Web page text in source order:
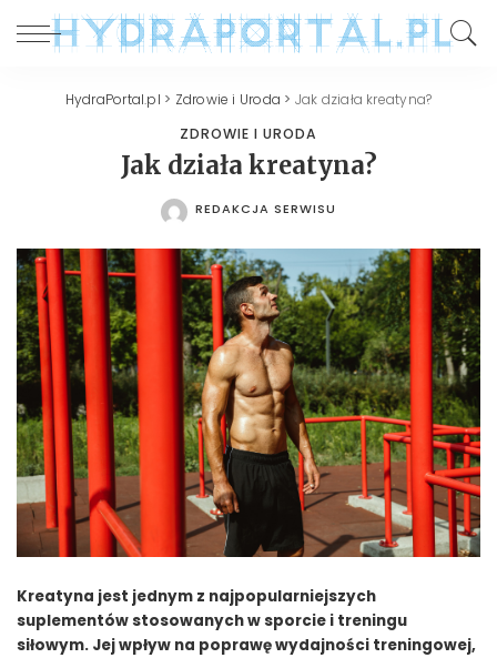
HydraPortal.pl > Zdrowie i Uroda > Jak działa kreatyna?
ZDROWIE I URODA
Jak działa kreatyna?
POSTED
REDAKCJA SERWISU
Kreatyna jest jednym z najpopularniejszych
suplementów stosowanych w sporcie i treningu
siłowym. Jej wpływ na poprawę wydajności treningowej,